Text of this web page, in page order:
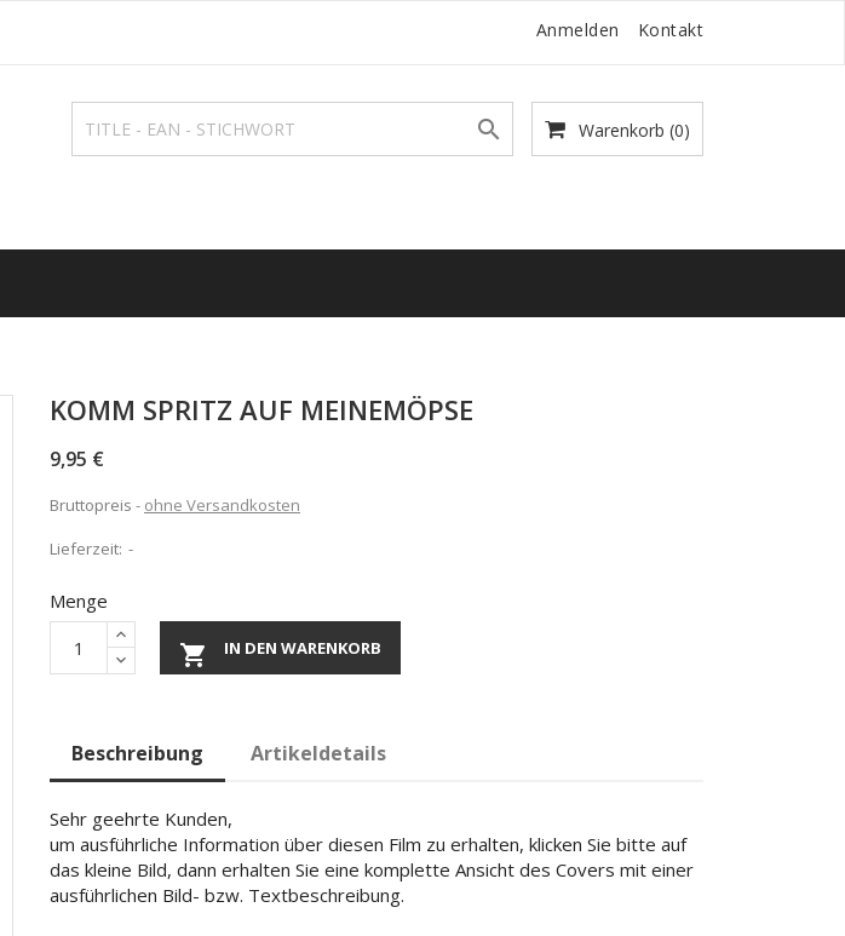
Anmelden Kontakt
Warenkorb (0)

KOMM SPRITZ AUF MEINEMÖPSE
9,95 €
Bruttopreis
ohne Versandkosten
Lieferzeit:
Menge
 IN DEN WARENKORB
Beschreibung Artikeldetails
Sehr geehrte Kunden,
um ausführliche Information über diesen Film zu erhalten, klicken Sie bitte auf
das kleine Bild, dann erhalten Sie eine komplette Ansicht des Covers mit einer
ausführlichen Bild- bzw. Textbeschreibung.